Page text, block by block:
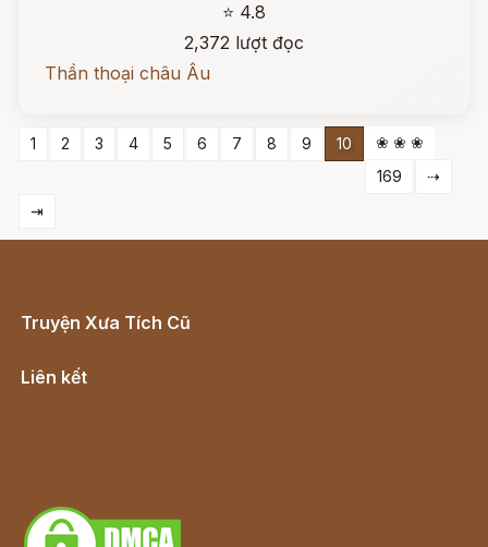
⭐ 4.8
2,372 lượt đọc
Thần thoại châu Âu
1 2 3 4 5 6 7 8 9 10
❀ ❀ ❀
169
⇢
⇥
Truyện Xưa Tích Cũ
Liên kết